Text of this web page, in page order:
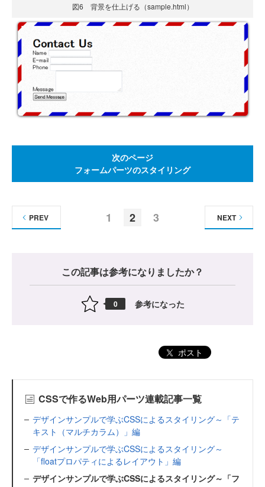
図6 背景を仕上げる（sample.html）
次のページ
フォームパーツのスタイリング
1 2 3
PREV NEXT
この記事は参考になりましたか？
0 参考になった
ポスト
CSSで作るWeb用パーツ連載記事一覧
デザインサンプルで学ぶCSSによるスタイリング～「テ
キスト（マルチカラム）」編
デザインサンプルで学ぶCSSによるスタイリング～
「floatプロパティによるレイアウト」編
デザインサンプルで学ぶCSSによるスタイリング～「フ